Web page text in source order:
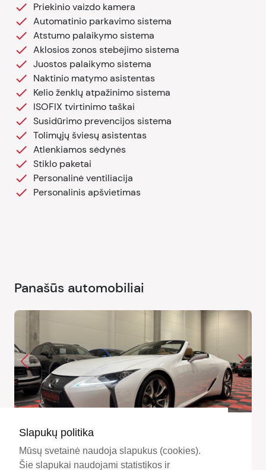
Slapukų politika
Mūsų svetainė naudoja slapukus (cookies).
Šie slapukai naudojami statistikos ir
Priekinio vaizdo kamera
Automatinio parkavimo sistema
Atstumo palaikymo sistema
Aklosios zonos stebėjimo sistema
Juostos palaikymo sistema
Naktinio matymo asistentas
Kelio ženklų atpažinimo sistema
ISOFIX tvirtinimo taškai
Susidūrimo prevencijos sistema
Tolimųjų šviesų asistentas
Atlenkiamos sėdynės
Stiklo paketai
Personalinė ventiliacija
Personalinis apšvietimas
Panašūs automobiliai
2021 Lexus LC 500
78600 €79990 €